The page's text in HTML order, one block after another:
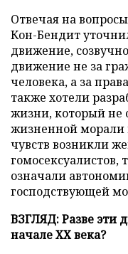
Отвечая на
Кон-Бендит
движение,
движение не за
человека, а за
также хотели
жизни, который не
жизненной морали
чувств возникли
гомосексуалистов,
означали
господствующей
ВЗГЛЯД: Разве эти
начале ХХ века?